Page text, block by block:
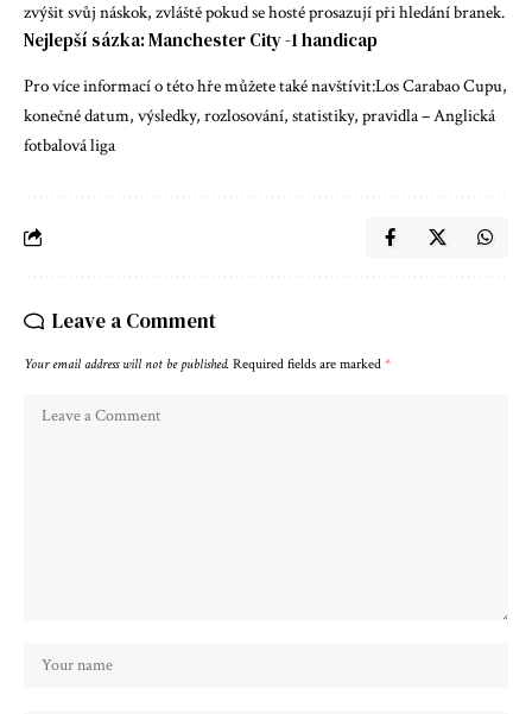
zvýšit svůj náskok, zvláště pokud se hosté prosazují při hledání branek.
Nejlepší sázka: Manchester City -1 handicap
Pro více informací o této hře můžete také navštívit:Los Carabao Cupu,
konečné datum, výsledky, rozlosování, statistiky, pravidla – Anglická
fotbalová liga
Leave a Comment
Your email address will not be published. Required fields are marked *